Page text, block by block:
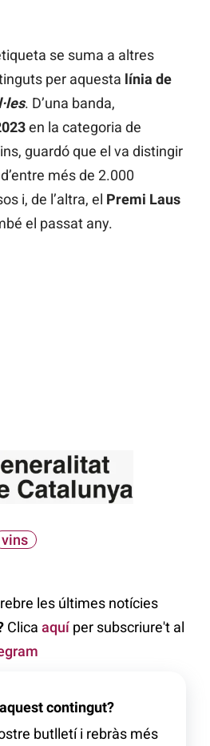
se suma a altres
per aquesta línia de
. D’una banda,
en la categoria de
guardó que el va distingir
més de 2.000
i, de l’altra, el Premi Laus
el passat any.
vins
les últimes notícies
Clica aquíper subscriure't al
contingut?
butlletí i rebràs més